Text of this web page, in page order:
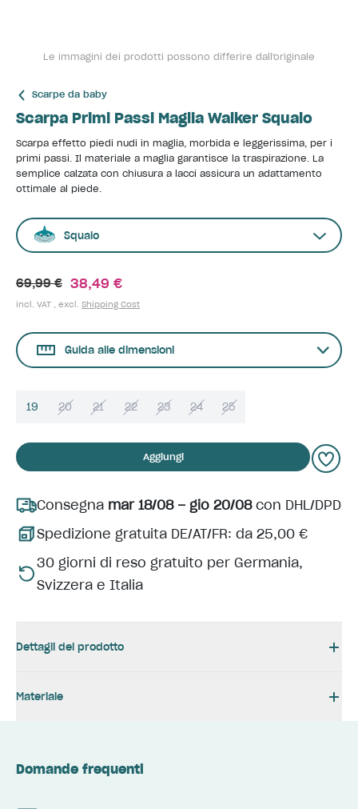
Le immagini dei prodotti possono differire dall'originale
Scarpe da baby
Scarpa Primi Passi Maglia Walker Squalo
Scarpa effetto piedi nudi in maglia, morbida e leggerissima, per i
primi passi. Il materiale a maglia garantisce la traspirazione. La
semplice calzata con chiusura a lacci assicura un adattamento
ottimale al piede.
Squalo
69,99 € 38,49 €
incl. VAT , excl. Shipping Cost
Guida alle dimensioni
19 20 21 22 23 24 25
Aggiungi
Consegna mar 18/08 – gio 20/08con DHL/DPD
Spedizione gratuita DE/AT/FR: da 25,00 €
30 giorni di reso gratuito per Germania,
Svizzera e Italia
Dettagli del prodotto
Materiale
Domande frequenti